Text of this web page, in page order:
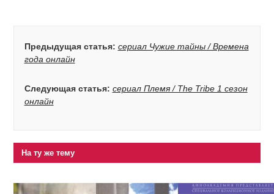
Предыдущая статья: сериал Чужие тайны / Времена
года онлайн
Следующая статья: сериал Племя / The Tribe 1 сезон
онлайн
На ту же тему